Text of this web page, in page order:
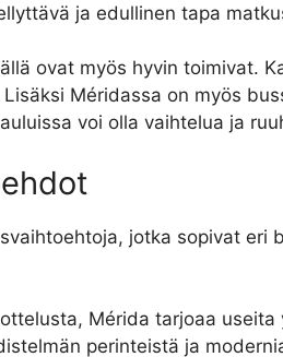
ja edullinen tapa
ovat myös hyvin toimivat.
Méridassa on myös
voi olla vaihtelua ja
jotka sopivat
Mérida tarjoaa
perinteistä ja